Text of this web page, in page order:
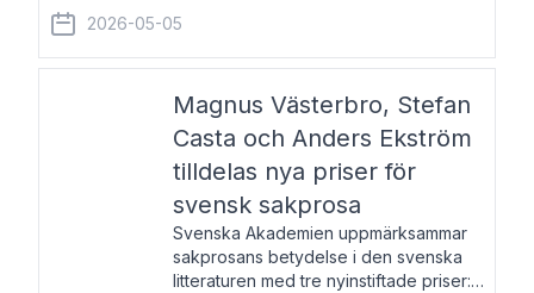
Stipendiebeloppet är 75 000 kronor per mottagare.
Anders Agebjörn, född 1984, är universitet
2026-05-05
Magnus Västerbro, Stefan
Casta och Anders Ekström
tilldelas nya priser för
svensk sakprosa
Svenska Akademien uppmärksammar
sakprosans betydelse i den svenska
litteraturen med tre nyinstiftade priser: